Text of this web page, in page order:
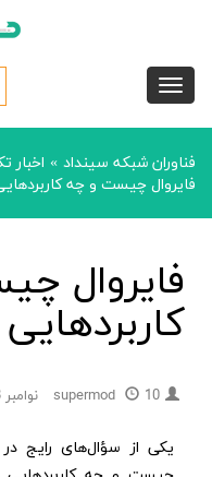
فناوران شبکه سینداد » اخبار
فایروال چیست و چه
فایروال
supermod 10 نوامبر 2018
یکی از سؤال‌های رایج